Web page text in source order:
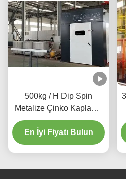
500kg / H Dip Spin
Metalize Çinko Kaplama
Makinesi Devirme Tipi
En İyi Fiyatı Bulun